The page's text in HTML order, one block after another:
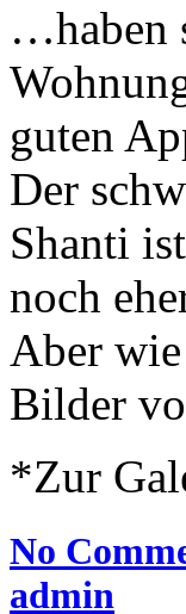
…haben
guten
Der
Shanti ist
noch
Aber
Bilder
*Zur
No
admin